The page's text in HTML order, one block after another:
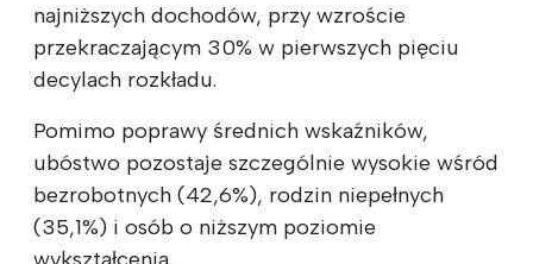
najniższych dochodów, przy wzroście
przekraczającym 30% w pierwszych pięciu
decylach rozkładu.
Pomimo poprawy średnich wskaźników,
ubóstwo pozostaje szczególnie wysokie wśród
bezrobotnych (42,6%), rodzin niepełnych
(35,1%) i osób o niższym poziomie